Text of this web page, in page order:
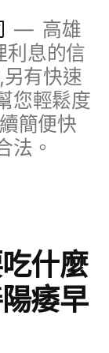
高雄
利息的信
有快速
您輕鬆度
簡便快
法。
什麼
痿早